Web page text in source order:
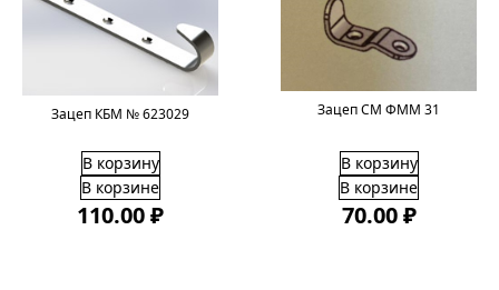
Зацеп КБМ № 623029
В корзину
В корзине
110.00 ₽
Зацеп СМ ФММ 31
В корзину
В корзине
70.00 ₽